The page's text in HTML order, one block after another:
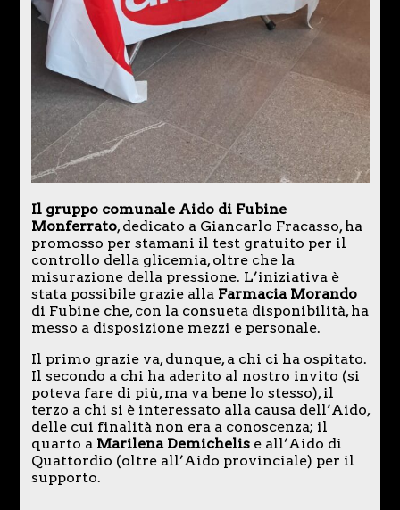
Il gruppo comunale Aido di Fubine
Monferrato, dedicato a Giancarlo Fracasso, ha
promosso per stamani il test gratuito per il
controllo della glicemia, oltre che la
misurazione della pressione. L’iniziativa è
stata possibile grazie alla Farmacia Morando
di Fubine che, con la consueta disponibilità, ha
messo a disposizione mezzi e personale.
Il primo grazie va, dunque, a chi ci ha ospitato.
Il secondo a chi ha aderito al nostro invito (si
poteva fare di più, ma va bene lo stesso), il
terzo a chi si è interessato alla causa dell’Aido,
delle cui finalità non era a conoscenza; il
quarto a Marilena Demichelis e all’Aido di
Quattordio (oltre all’Aido provinciale) per il
supporto.